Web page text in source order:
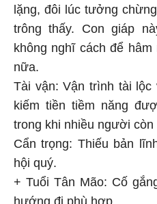
lặng, đôi lúc tưởng
trông thấy. Con giáp
không nghĩ cách để
nữa.
Tài vận: Vận trình tài
kiếm tiền tiềm năng
trong khi nhiều người còn
Cẩn trọng: Thiếu bản
hội quý.
+ Tuổi Tân Mão: Cố
hướng đi phù hợp.